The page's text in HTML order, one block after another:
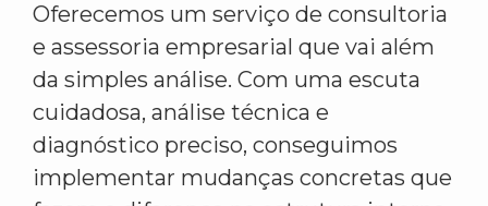
Oferecemos um serviço de consultoria
e assessoria empresarial que vai além
da simples análise. Com uma escuta
cuidadosa, análise técnica e
diagnóstico preciso, conseguimos
implementar mudanças concretas que